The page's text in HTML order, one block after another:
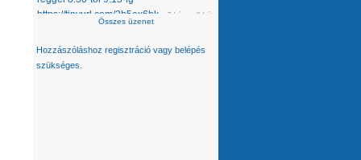
https://tinyurl.com/2b5ex6bk
7 hónap 2 hét
hanem egész közép-kelet európai
térségből. Az Alpokban alig van hó -
Összes üzenet
Hozzászóláshoz regisztráció vagy belépés
szükséges.